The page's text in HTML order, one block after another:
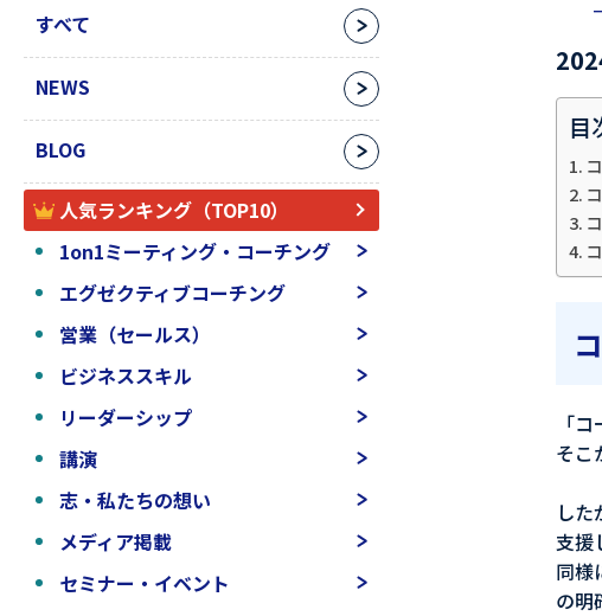
すべて
NEWS
BLOG
人気ランキング（TOP10）
1on1ミーティング・コーチング
エグゼクティブコーチング
営業（セールス）
ビジネススキル
リーダーシップ
講演
志・私たちの想い
メディア掲載
セミナー・イベント
目
「
そこ
し
支援
同様
の明